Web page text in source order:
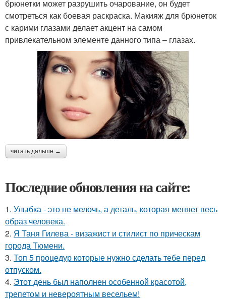
брюнетки может разрушить очарование, он будет
смотреться как боевая раскраска. Макияж для брюнеток
с карими глазами делает акцент на самом
привлекательном элементе данного типа – глазах.
читать дальше →
Последние обновления на сайте:
1. Улыбка - это не мелочь, а деталь, которая меняет весь
образ человека.
2. Я Таня Гилева - визажист и стилист по прическам
города Тюмени.
3. Топ 5 процедур которые нужно сделать тебе перед
отпуском.
4. Этот день был наполнен особенной красотой,
трепетом и невероятным весельем!